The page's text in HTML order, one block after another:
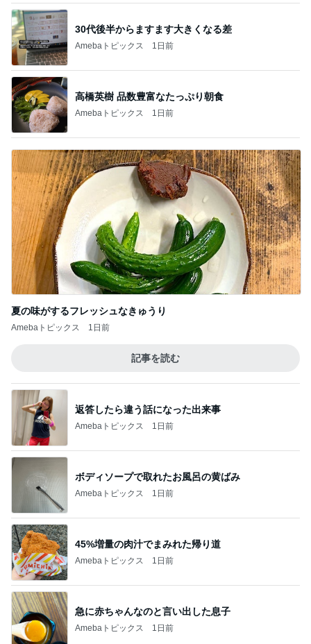
30代後半からますます大きくなる差
Amebaトピックス 1日前
高橋英樹 品数豊富なたっぷり朝食
Amebaトピックス 1日前
夏の味がするフレッシュなきゅうり
Amebaトピックス 1日前
記事を読む
返答したら違う話になった出来事
Amebaトピックス 1日前
ボディソープで取れたお風呂の黄ばみ
Amebaトピックス 1日前
45%増量の肉汁でまみれた帰り道
Amebaトピックス 1日前
急に赤ちゃんなのと言い出した息子
Amebaトピックス 1日前